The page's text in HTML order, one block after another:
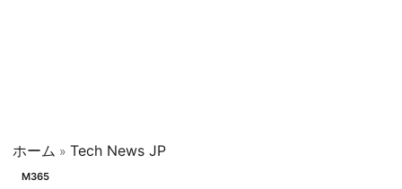
ホーム » Tech News JP
M365